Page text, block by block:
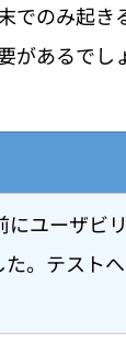
でのみ起
があるでし
にユーザビ
。テスト